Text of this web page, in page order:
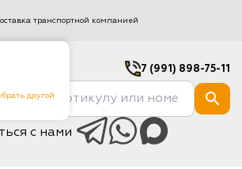
другой
транспортной компанией
7 (991) 898-75-11
с нами